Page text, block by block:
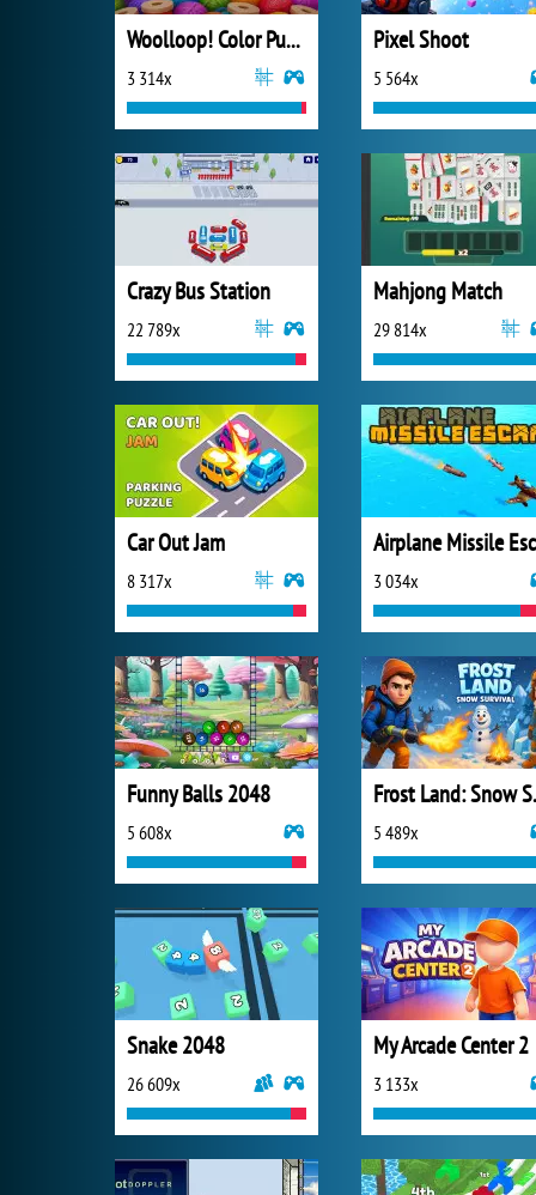
Woolloop! Color Puzzle
3 314x
Pixel Shoot
5 564x
Crazy Bus Station
22 789x
Mahjong Match
29 814x
Car Out Jam
8 317x 3 034x
Funny Balls 2048
5 608x 5 489x
Snake 2048
26 609x
My Arcade Center 2
3 133x